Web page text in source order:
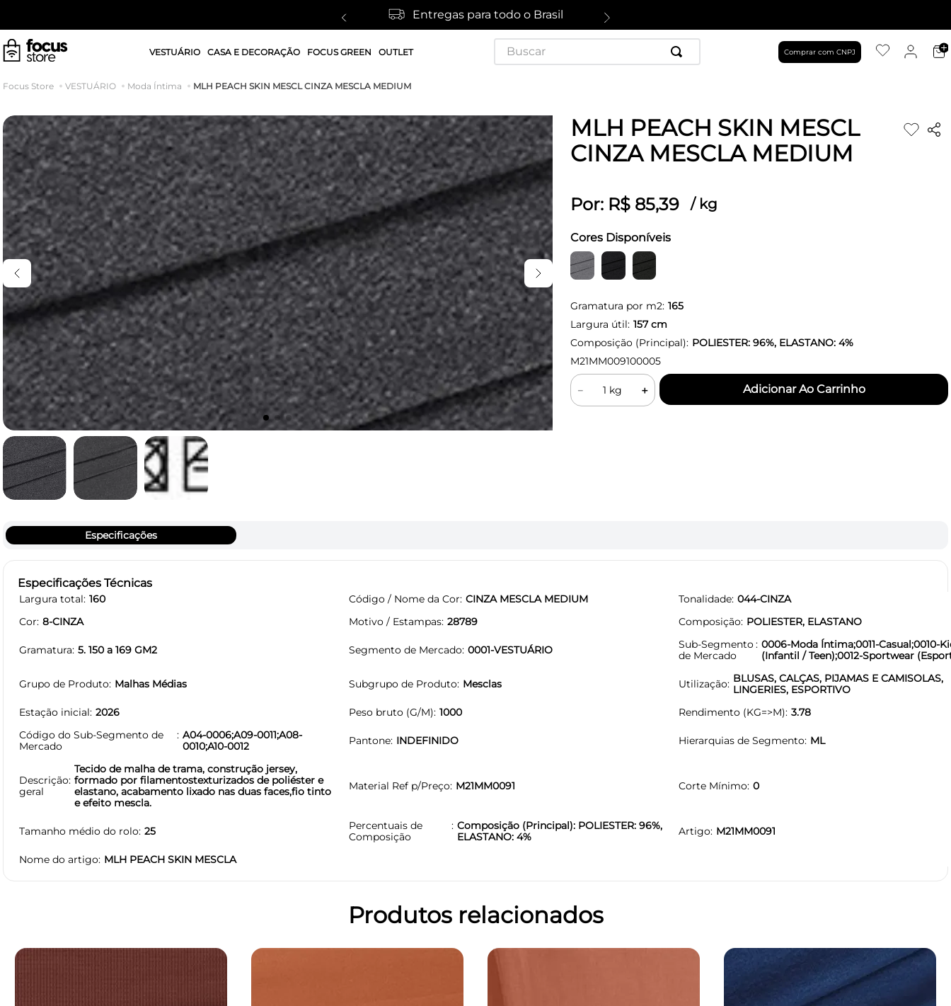
Entregas para todo o Brasil
VESTUÁRIO CASA E DECORAÇÃO FOCUS GREEN OUTLET
Buscar
Comprar com CNPJ
VESTUÁRIO Moda Íntima MLH PEACH SKIN MESCL CINZA MESCLA MEDIUM
MLH PEACH SKIN MESCL
CINZA MESCLA MEDIUM
Por: R$ 85,39 / kg
Cores Disponíveis
Gramatura por m2: 165
Largura útil: 157cm
Composição (Principal): POLIESTER: 96%, ELASTANO: 4%
M21MM009100005
＋
－
Especificações
Especificações Técnicas
Largura total 160 Código / Nome da Cor CINZA MESCLA MEDIUM Tonalidade 044-CINZA
Cor 8-CINZA Motivo / Estampas 28789 Composição POLIESTER, ELASTANO
Gramatura 5. 150 a 169 GM2 Segmento de Mercado 0001-VESTUÁRIO
Sub-Segmento
de Mercado
0006-Moda Íntima;0011-Casual;0010-
(Infantil / Teen);0012-Sportwear
Grupo de Produto Malhas Médias Subgrupo de Produto Mesclas Utilização BLUSAS, CALÇAS, PIJAMAS E CAMISOLAS,
LINGERIES, ESPORTIVO
Estação inicial 2026 Peso bruto (G/M) 1000 Rendimento (KG=>M) 3.78
Código do Sub-Segmento de
Mercado
A04-0006;A09-0011;A08-
0010;A10-0012
Pantone INDEFINIDO Hierarquias de Segmento ML
Descrição
geral
Tecido de malha de trama, construção jersey,
formado por filamentostexturizados de poliéster e
elastano, acabamento lixado nas duas faces,fio tinto
e efeito mescla.
Material Ref p/Preço M21MM0091 Corte Mínimo 0
Tamanho médio do rolo 25
Percentuais de
Composição
Composição (Principal): POLIESTER: 96%,
ELASTANO: 4%
Artigo M21MM0091
Nome do artigo MLH PEACH SKIN MESCLA
Produtos relacionados